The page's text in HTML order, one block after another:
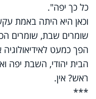
כל כך יפה".
וכאן היא היתה באמת
שומרים שבת, שומרים
הפך כמעט
הבית יהודי, השבת יפה
ראש? אין.
***